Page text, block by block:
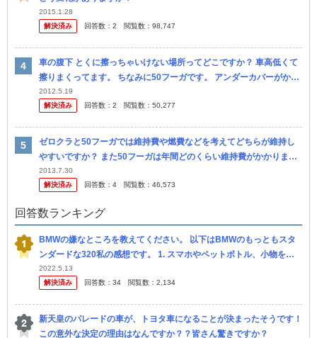
2015.1.28
解決済み
回答数： 2 閲覧数： 98,747
車の腹下 とくに擦っちゃいけない場所ってどこですか？ 車高低くて
擦りまくってます。 ちなみに50フーガです。 アンダーカバーがかな
り低いのですが、とったらわりかし良くなるのでしょう か？ 問題...
2012.5.19
解決済み
回答数： 2 閲覧数： 50,277
ゼロクラと50フーガでは維持費や燃費などを考えてどちらが維持し
やすいですか？ また50フーガは年間どのくらい維持費がかかります
か？ 月にいくらくらい給料をもらっていれば維持できますか？ 回答
お願...
2013.7.30
解決済み
回答数： 4 閲覧数： 46,573
回答数ランキング
BMWの嫌なところを教えてください。 以下はBMWのもっともスタ
ンダードな320私の感想です。 1. スマホやペットボトル、小物を置
くスペースが極端に少なく狭い。 もちろんバイザーにカード入れ...
2022.5.13
解決済み
回答数： 34 閲覧数： 2,134
新天皇のパレードの車が、トヨタ車になることが決まったそうです！
この意外な決定の理由はなんですか？？皆さん驚きですか？